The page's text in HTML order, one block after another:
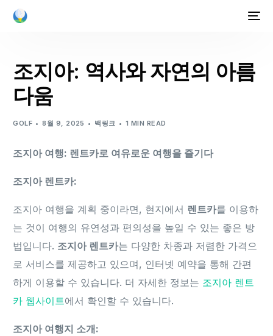
조지아: 역사와 자연의 아름
다움
GOLF 8월 9, 2025 백링크 1 MIN READ
조지아 여행: 렌트카로 여유로운 여행을 즐기다
조지아 렌트카:
조지아 여행을 계획 중이라면, 현지에서 렌트카를 이용하
는 것이 여행의 유연성과 편의성을 높일 수 있는 좋은 방
법입니다. 조지아 렌트카는 다양한 차종과 저렴한 가격으
로 서비스를 제공하고 있으며, 인터넷 예약을 통해 간편
하게 이용할 수 있습니다. 더 자세한 정보는 조지아 렌트
카 웹사이트에서 확인할 수 있습니다.
조지아 여행지 소개: